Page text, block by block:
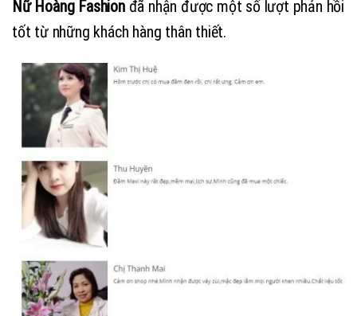
Nữ Hoàng Fashion đã nhận được một số lượt phản hồi
tốt từ những khách hàng thân thiết.